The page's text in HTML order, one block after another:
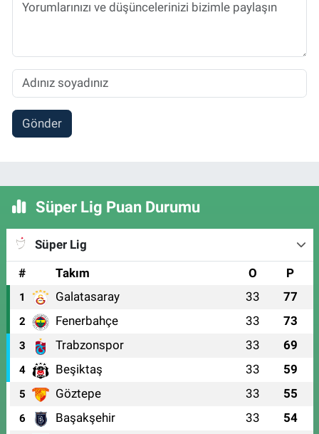
Gönder
Süper Lig Puan Durumu
Süper Lig
#
Takım O P
1 Galatasaray 33 77
2 Fenerbahçe 33 73
3 Trabzonspor 33 69
4 Beşiktaş 33 59
5 Göztepe 33 55
6 Başakşehir 33 54